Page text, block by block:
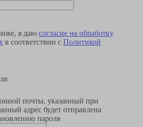
я даю согласие на обработку
в соответствии с Политикой
почты, указанный при
адрес будет отправлена
пароля